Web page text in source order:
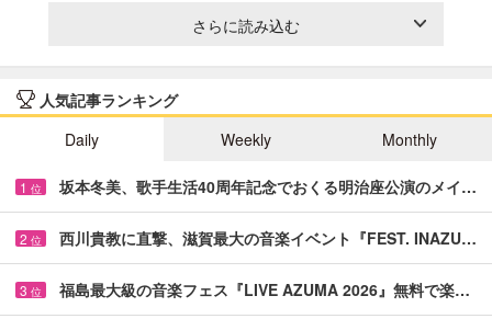
さらに読み込む
人気記事ランキング
Daily
Weekly Monthly
1 位 坂本冬美、歌手生活40周年記念でおくる明治座公演のメイ…
2 位 西川貴教に直撃、滋賀最大の音楽イベント『FEST. INAZU…
3 位 福島最大級の音楽フェス『LIVE AZUMA 2026』無料で楽…